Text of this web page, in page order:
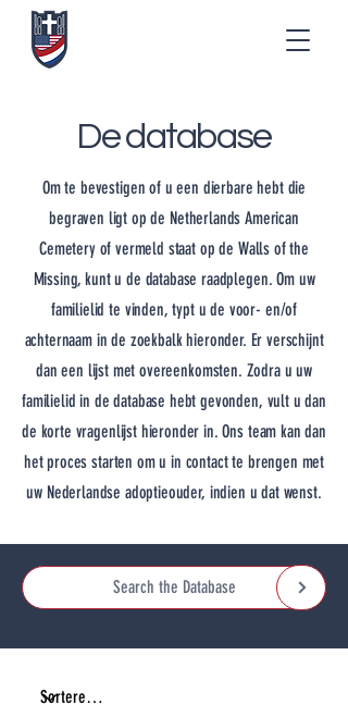
De database
Om te bevestigen of u een dierbare hebt die
begraven ligt op de Netherlands American
Cemetery of vermeld staat op de Walls of the
Missing, kunt u de database raadplegen. Om uw
familielid te vinden, typt u de voor- en/of
achternaam in de zoekbalk hieronder. Er verschijnt
dan een lijst met overeenkomsten. Zodra u uw
familielid in de database hebt gevonden, vult u dan
de korte vragenlijst hieronder in. Ons team kan dan
het proces starten om u in contact te brengen met
uw Nederlandse adoptieouder, indien u dat wenst.